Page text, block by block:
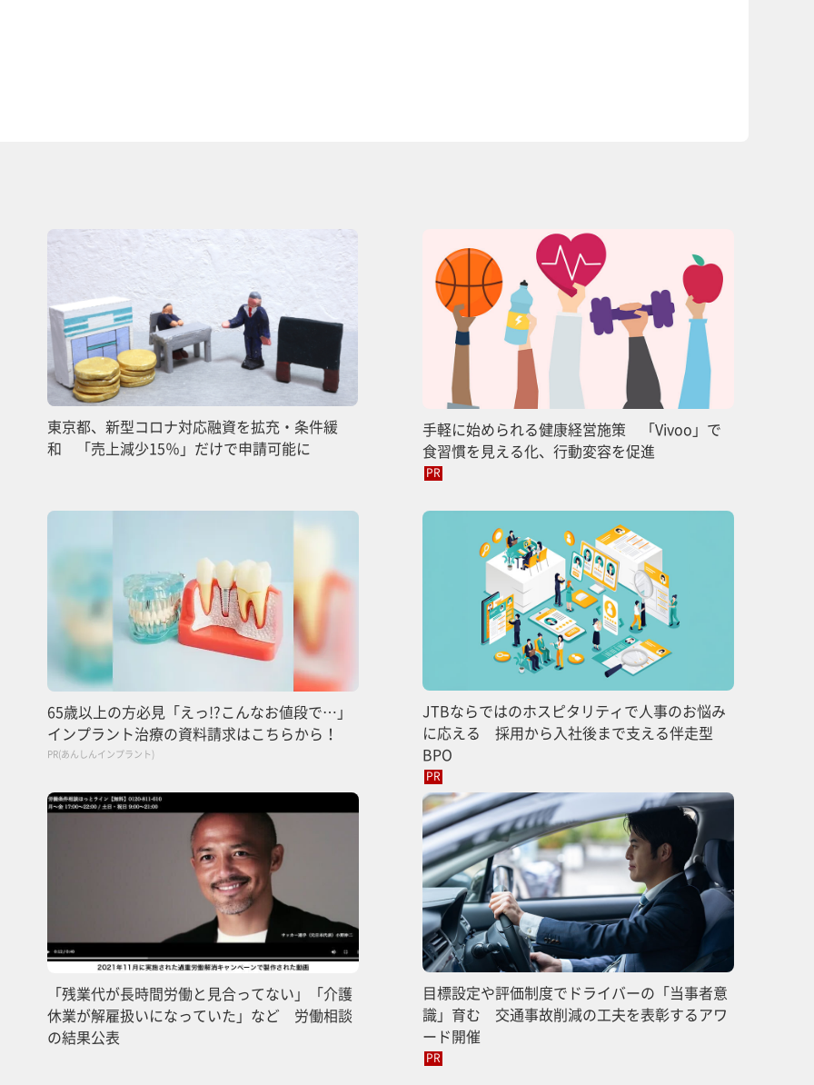
東京都、新型コロナ対応融資を拡充・条件緩
和 「売上減少15％」だけで申請可能に
手軽に始められる健康経営施策 「Vivoo」で
食習慣を見える化、行動変容を促進
PR
65歳以上の方必見「えっ!?こんなお値段で…」
インプラント治療の資料請求はこちらから！
PR(あんしんインプラント)
JTBならではのホスピタリティで人事のお悩み
に応える 採用から入社後まで支える伴走型
BPO
PR
「残業代が長時間労働と見合ってない」「介護
休業が解雇扱いになっていた」など 労働相談
の結果公表
目標設定や評価制度でドライバーの「当事者意
識」育む 交通事故削減の工夫を表彰するアワ
ード開催
PR